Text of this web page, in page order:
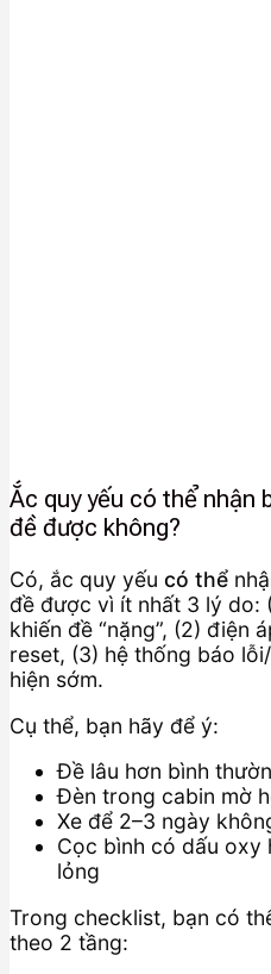
Ắc quy yếu có thể nhận
đề được không?
Có, ắc quy yếu có thể
đề được vì ít nhất 3 lý do:
khiến đề “nặng”, (2) điện
reset, (3) hệ thống báo
hiện sớm.
Cụ thể, bạn hãy để ý:
Đề lâu hơn bình
Đèn trong cabin mờ
Xe để 2–3 ngày
Cọc bình có dấu oxy
lỏng
Trong checklist, bạn có
theo 2 tầng: